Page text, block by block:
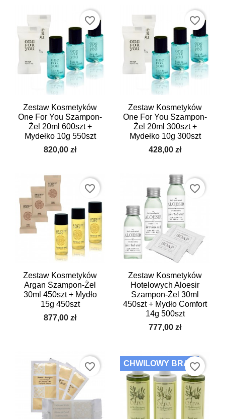
Zestaw Kosmetyków
One For You Szampon-
Żel 20ml 600szt +
Mydełko 10g 550szt
820,00 zł
favorite_border
Zestaw Kosmetyków
One For You Szampon-
Żel 20ml 300szt +
Mydełko 10g 300szt
428,00 zł
favorite_border
Zestaw Kosmetyków
Argan Szampon-Żel
30ml 450szt + Mydło
15g 450szt
877,00 zł
favorite_border
Zestaw Kosmetyków
Hotelowych Aloesir
Szampon-Żel 30ml
450szt + Mydło Comfort
14g 500szt
777,00 zł
favorite_border
favorite_border CHWILOWY BRAKfavorite_border